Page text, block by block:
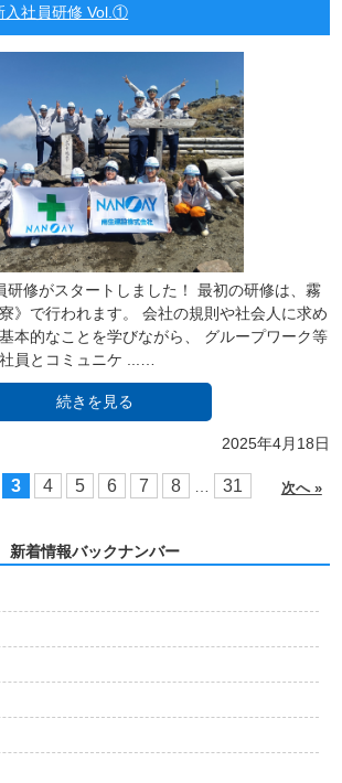
入社員研修 Vol.①
研修がスタートしました！ 最初の研修は、霧
》で行われます。 会社の規則や社会人に求め
本的なことを学びながら、 グループワーク等
員とコミュニケ ...…
続きを見る
2025年4月18日
3 4 5 6 7 8 … 31 次へ »
新着情報バックナンバー